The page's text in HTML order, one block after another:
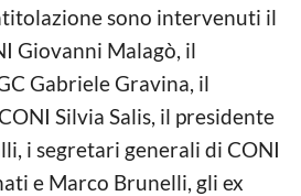
sono intervenuti il
Giovanni Malagò, il
Gabriele Gravina, il
Silvia Salis, il presidente
i segretari generali di CONI
e Marco Brunelli, gli ex